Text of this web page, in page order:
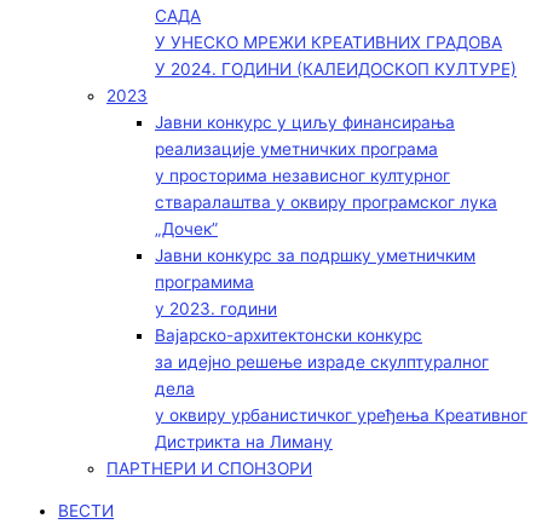
САДА
У УНЕСКО МРЕЖИ КРЕАТИВНИХ ГРАДОВА
У 2024. ГОДИНИ (КАЛЕИДОСКОП КУЛТУРЕ)
2023
Јавни конкурс у циљу финансирања
реализације уметничких програма
у просторима независног културног
стваралаштва у оквиру програмског лука
„Дочек”
Јавни конкурс за подршку уметничким
програмима
у 2023. години
Вајарско-архитектонски конкурс
за идејно решење израде скулптуралног
дела
у оквиру урбанистичког уређења Креативног
Дистрикта на Лиману
ПАРТНЕРИ И СПОНЗОРИ
ВЕСТИ